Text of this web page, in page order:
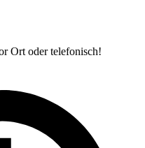
Ort oder telefonisch!